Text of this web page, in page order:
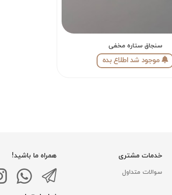
سنجاق ستاره مخفی
موجود شد اطلاع بده
خدمات مشتری
سوالات متداول
همراه ما باشید!